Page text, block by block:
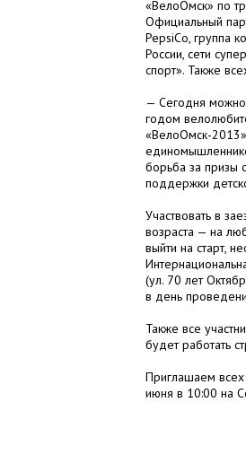
«ВелоОмск» по
Официальный
PepsiCo, группа
России, сети
спорт». Также
— Сегодня
годом
«ВелоОмск-
борьба за призы
поддержки
Участвовать в
возраста — на
выйти на старт,
(ул. 70 лет
в день
Также все
будет работать
Приглашаем всех
июня в 10:00 на